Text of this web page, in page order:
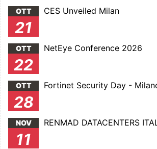
OTT
21
CES Unveiled Milan
OTT
22
NetEye Conference 2026
OTT
28
Fortinet Security Day -
NOV
11
RENMAD DATACENTERS